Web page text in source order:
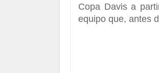
Copa Davisa
equipo que, antes